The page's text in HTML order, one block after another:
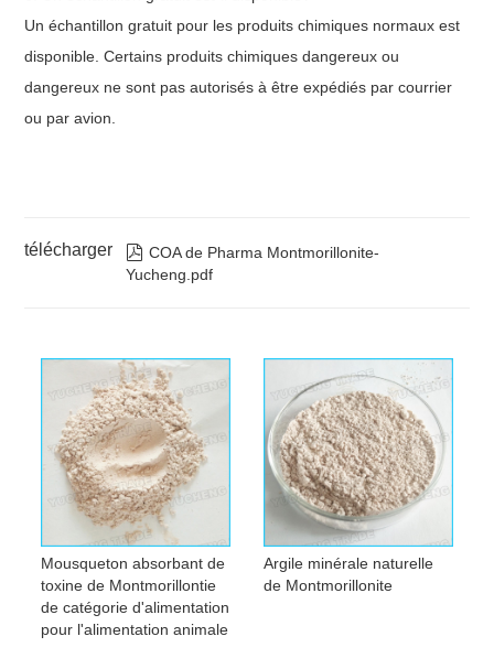
Un échantillon gratuit pour les produits chimiques normaux est
disponible. Certains produits chimiques dangereux ou
dangereux ne sont pas autorisés à être expédiés par courrier
ou par avion.
télécharger  COA de Pharma Montmorillonite-
Yucheng.pdf
Mousqueton absorbant de
toxine de Montmorillontie
de catégorie d'alimentation
pour l'alimentation animale
Argile minérale naturelle
de Montmorillonite